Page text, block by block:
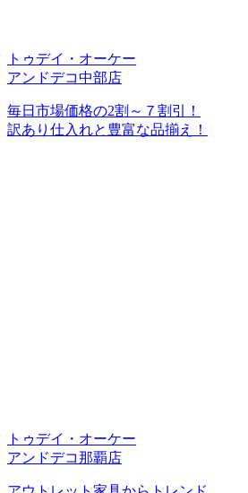
トゥデイ・オーケー
アンドデコ中部店
毎日市場価格の2割～７割引！
訳あり仕入れと豊富な品揃え！
トゥデイ・オーケー
アンドデコ那覇店